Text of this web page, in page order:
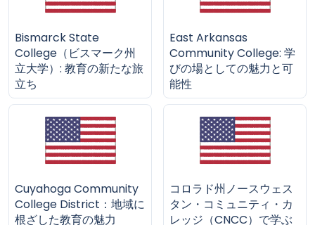
Bismarck State
College（ビスマーク州
立大学）: 教育の新たな旅
立ち
East Arkansas
Community College: 学
びの場としての魅力と可
能性
Cuyahoga Community
College District：地域に
根ざした教育の魅力
コロラド州ノースウェス
タン・コミュニティ・カ
レッジ（CNCC）で学ぶ